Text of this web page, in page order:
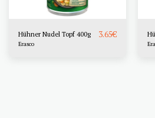
Hühner Nudel Topf 400g 3.65€
Erasco